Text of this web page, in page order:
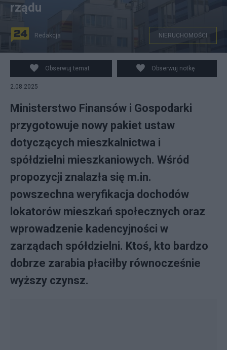
rządu
Redakcja NIERUCHOMOŚCI
Obserwuj temat Obserwuj notkę
2.08.2025
Ministerstwo Finansów i Gospodarki
przygotowuje nowy pakiet ustaw
dotyczących mieszkalnictwa i
spółdzielni mieszkaniowych. Wśród
propozycji znalazła się m.in.
powszechna weryfikacja dochodów
lokatorów mieszkań społecznych oraz
wprowadzenie kadencyjności w
zarządach spółdzielni. Ktoś, kto bardzo
dobrze zarabia płaciłby równocześnie
wyższy czynsz.